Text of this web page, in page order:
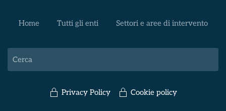
Home Tutti gli enti Settori e aree di intervento
Privacy Policy Cookie policy